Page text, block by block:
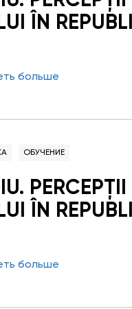
ÎN
больше
ОБУЧЕНИЕ
ÎN
больше